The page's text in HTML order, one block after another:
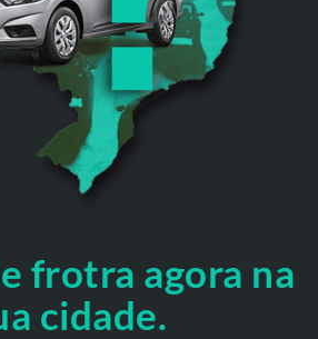
frotra agora na
cidade.